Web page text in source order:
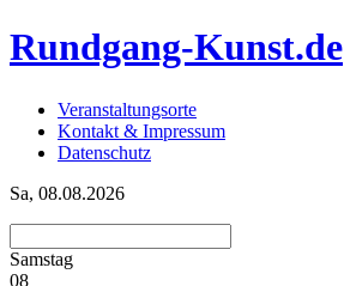
Rundgang-Kunst.de
Veranstaltungsorte
Kontakt & Impressum
Datenschutz
Sa, 08.08.2026
Samstag
08